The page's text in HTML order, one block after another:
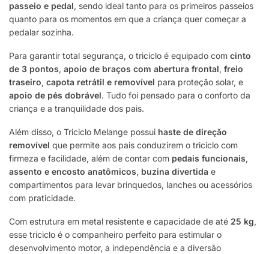
passeio e pedal, sendo ideal tanto para os primeiros passeios
quanto para os momentos em que a criança quer começar a
pedalar sozinha.
Para garantir total segurança, o triciclo é equipado com cinto
de 3 pontos, apoio de braços com abertura frontal, freio
traseiro, capota retrátil e removível para proteção solar, e
apoio de pés dobrável. Tudo foi pensado para o conforto da
criança e a tranquilidade dos pais.
Além disso, o Triciclo Melange possui haste de direção
removível que permite aos pais conduzirem o triciclo com
firmeza e facilidade, além de contar com pedais funcionais,
assento e encosto anatômicos, buzina divertida e
compartimentos para levar brinquedos, lanches ou acessórios
com praticidade.
Com estrutura em metal resistente e capacidade de até 25 kg,
esse triciclo é o companheiro perfeito para estimular o
desenvolvimento motor, a independência e a diversão